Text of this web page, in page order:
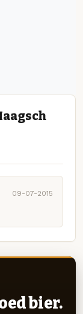
09-07-2015
bier.